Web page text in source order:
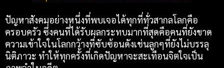
ปัญหาสังคมอย่างหนึ่งที่พบเจอได้ทุกที่ทั่วสากลโลกคือ
ครอบครัว ซึ่งคนที่ได้รับผลกระทบมากที่สุดคือคนที่ยังขาด
ความเข้าใจในโลกกว้างที่ซับซ้อนดังเช่นลูกๆที่ยังไม่บรรลุ
นิติภาวะ ทำให้ทุกครั้งที่เกิดปัญหาจะสะเทือนจิตใจเป็น